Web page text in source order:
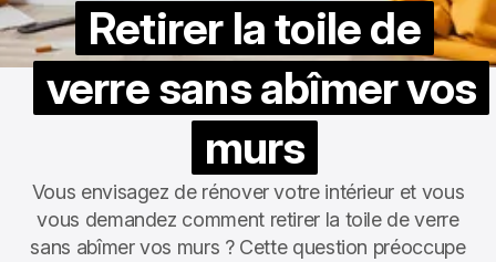
Retirer la toile de
verre sans abîmer vos
murs
Vous envisagez de rénover votre intérieur et vous
vous demandez comment retirer la toile de verre
sans abîmer vos murs ? Cette question préoccupe